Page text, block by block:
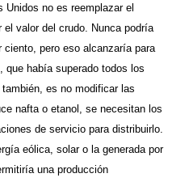
Unidos no es reemplazar el
el valor del crudo. Nunca podría
pero eso alcanzaría para
que había superado todos los
es no modificar las
nafta o etanol, se necesitan los
de servicio para distribuirlo.
eólica, solar o la generada por
una producción